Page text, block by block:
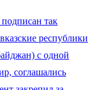
так
республики
с одной
соглашались